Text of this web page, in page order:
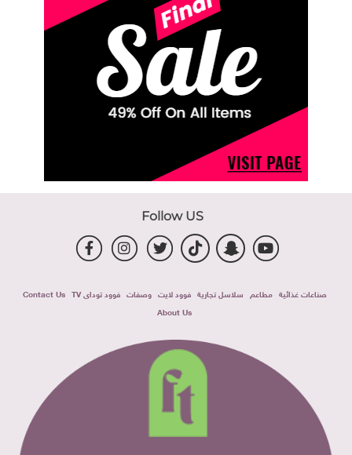
Follow US
صناعات غذائية مطاعم سلاسل تجارية فوود لايت وصفات فوود توداى TV
Contact Us
About Us